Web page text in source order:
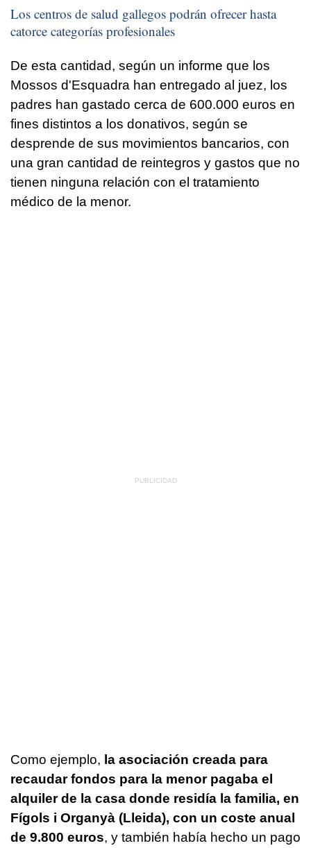
Los centros de salud gallegos podrán ofrecer hasta
catorce categorías profesionales
De esta cantidad, según un informe que los
Mossos d'Esquadra han entregado al juez, los
padres han gastado cerca de 600.000 euros en
fines distintos a los donativos, según se
desprende de sus movimientos bancarios, con
una gran cantidad de reintegros y gastos que no
tienen ninguna relación con el tratamiento
médico de la menor.
Como ejemplo, la asociación creada para
recaudar fondos para la menor pagaba el
alquiler de la casa donde residía la familia, en
Fígols i Organyà (Lleida), con un coste anual
de 9.800 euros, y también había hecho un pago